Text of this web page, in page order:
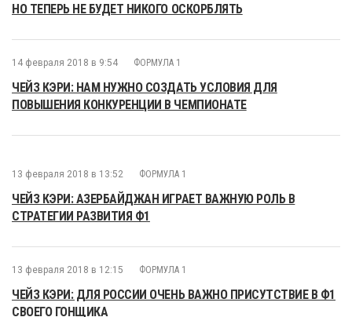
НО ТЕПЕРЬ НЕ БУДЕТ НИКОГО ОСКОРБЛЯТЬ
14 февраля 2018 в 9:54 ФОРМУЛА 1
ЧЕЙЗ КЭРИ: НАМ НУЖНО СОЗДАТЬ УСЛОВИЯ ДЛЯ
ПОВЫШЕНИЯ КОНКУРЕНЦИИ В ЧЕМПИОНАТЕ
13 февраля 2018 в 13:52 ФОРМУЛА 1
ЧЕЙЗ КЭРИ: АЗЕРБАЙДЖАН ИГРАЕТ ВАЖНУЮ РОЛЬ В
СТРАТЕГИИ РАЗВИТИЯ Ф1
13 февраля 2018 в 12:15 ФОРМУЛА 1
ЧЕЙЗ КЭРИ: ДЛЯ РОССИИ ОЧЕНЬ ВАЖНО ПРИСУТСТВИЕ В Ф1
СВОЕГО ГОНЩИКА